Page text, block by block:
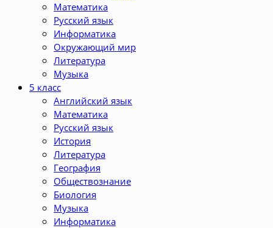
Математика
Русский язык
Информатика
Окружающий мир
Литература
Музыка
5 класс
Английский язык
Математика
Русский язык
История
Литература
География
Обществознание
Биология
Музыка
Информатика